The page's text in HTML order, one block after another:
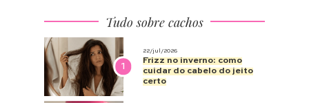
Tudo sobre cachos
1
22/jul/2026
Frizz no inverno: como
cuidar do cabelo do jeito
certo